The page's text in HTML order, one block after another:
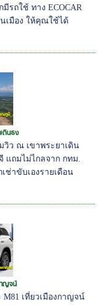
รถใช้ ทาง ECOCAR
เมือง ให้คุณใช้ได้
ดินธง
วิว ณ เขาพระยาเดิน
แถมไม่ไกลจาก กทม.
ช่าขับเองรายเดือน
าญจน์
เที่ยวเมืองกาญจน์